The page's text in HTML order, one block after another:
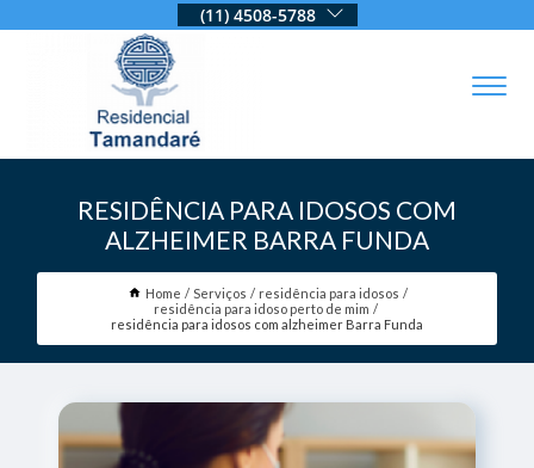
(11) 4508-5788
RESIDÊNCIA PARA IDOSOS COM
ALZHEIMER BARRA FUNDA
Home Serviços
residência para idosos
residência para idoso perto de mim
residência para idosos com alzheimer Barra Funda